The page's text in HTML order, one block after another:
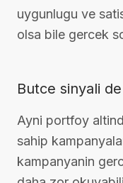
uygunlugu ve
olsa bile gercek
Butce sinyali
Ayni portfoy
sahip
kampanyanin